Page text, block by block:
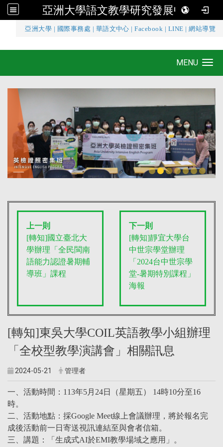
亞洲大學語文教學研究發展中心
亞洲大學 國際事務處 華語文中心 |Facebook LINE |網站導覽
亞洲大學語文教學研究發展中心
MENU
上一則
[轉知]國立臺北大
學辦理「全民閩南
語能力認證暑期輔
導班」課程
下一則
[轉知]靜宜大學台
中世宗學堂辦理
「2024台中世宗學
堂-暑期特別課程」
海報
[轉知]東吳大學COIL英語教學小組辦理
「全校型教學演講會」相關訊息
2024-05-21 管理者
一、活動時間：113年5月24日（星期五） 14時10分至16
時。
二、活動地點：採Google Meet線上會議辦理，將於報名完
成後活動前一日寄送視訊連結至與會者信箱。
三、講題：「生成式AI於EMI教學場域之應用」。